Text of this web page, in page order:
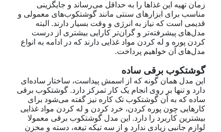
زمان تهیه این غذاها را به حداقل می‌رساند و جایگزینی
مناسب برای ابزارهای سنتی مانند گوشتکوب‌های معمولی و
قدیمی است که نیاز به انرژی و وقت بسیار دارند. البته
مدل‌های پیشرفته‌تر و گران‌تر کارایی بیشتری از درست
کردن پوره و له کردن مواد غذایی دارند که در ادامه به انواع
مدل‌های آن خواهیم پرداخت.
گوشتکوب برقی ساده
این مدل همان گونه که از اسمش پیداست، ساختار ساده‌ای
دارد و تنها بر روی انجام یک کار تمرکز دارد. گوشتکوب برقی
ساده که به آن گوشتکوب تک کاره نیز گفته می‌شود برای
کارهایی چون پوره کردن، خرد کردن و له کردن مواد غذایی
بیشترین کاربرد را دارد. این مدل گوشتکوب برقی معمولا
لوازم جانبی زیادی ندارد و از سه تیکه‌ تیغه، دسته و مخزن